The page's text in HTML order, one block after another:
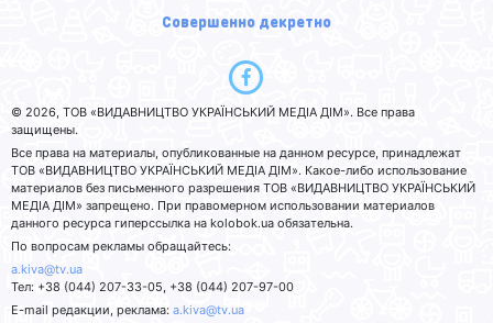
Совершенно декретно
© 2026, ТОВ «ВИДАВНИЦТВО УКРАЇНСЬКИЙ МЕДІА ДІМ». Все права
защищены.
Все права на материалы, опубликованные на данном ресурсе, принадлежат
ТОВ «ВИДАВНИЦТВО УКРАЇНСЬКИЙ МЕДІА ДІМ». Какое-либо использование
материалов без письменного разрешения ТОВ «ВИДАВНИЦТВО УКРАЇНСЬКИЙ
МЕДІА ДІМ» запрещено. При правомерном использовании материалов
данного ресурса гиперссылка на kolobok.ua обязательна.
По вопросам рекламы обращайтесь:
a.kiva@tv.ua
Тел: +38 (044) 207-33-05, +38 (044) 207-97-00
E-mail редакции, реклама: a.kiva@tv.ua